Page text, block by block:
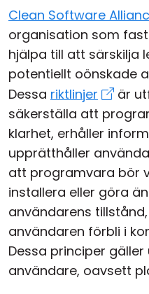
Clean Software
organisation som
hjälpa till att särskilja
potentiellt oönskade
Dessa riktlinjer
är
säkerställa att
klarhet, erhåller
upprätthåller
att programvara bör
installera eller göra
användarens
användaren förbli i
Dessa principer
användare, oavsett